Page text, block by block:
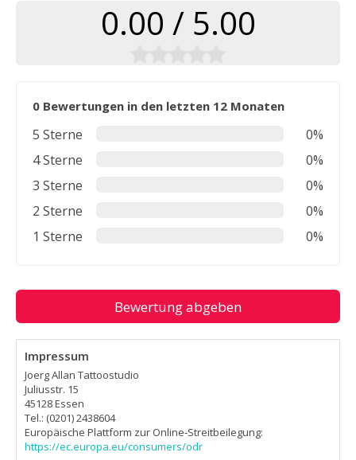
0.00 / 5.00
0 Bewertungen in den letzten 12 Monaten
5 Sterne
0%
4 Sterne
0%
3 Sterne
0%
2 Sterne
0%
1 Sterne
0%
Bewertung abgeben
Impressum
Joerg Allan Tattoostudio
Juliusstr. 15
45128 Essen
Tel.: (0201) 2438604
Europäische Plattform zur Online-Streitbeilegung:
https://ec.europa.eu/consumers/odr